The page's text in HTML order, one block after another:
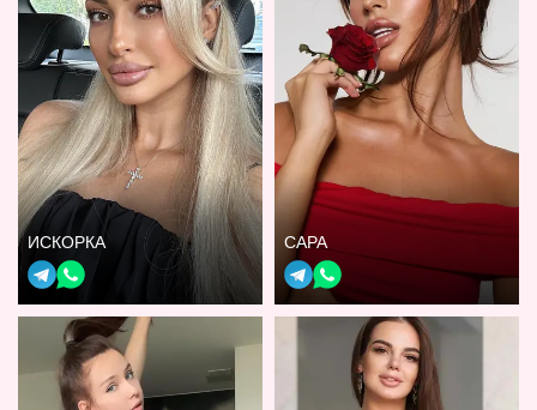
ИСКОРКА САРА